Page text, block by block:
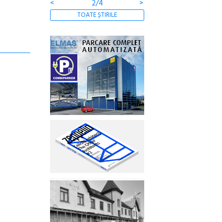
<
2/4 >
TOATE ȘTIRILE